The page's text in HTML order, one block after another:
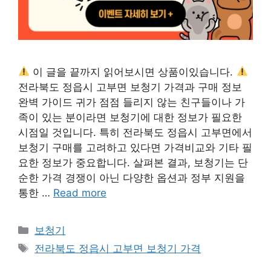
이 글을 끝까지 읽어보시면 상품이있습니다.
전라북도 정읍시 고부면 보청기 가격과 구매 정보
완벽 가이드 귀가 점점 들리지 않는 친구들이나 가
족이 있는 분이라면 보청기에 대한 정보가 필요한
시점일 것입니다. 특히 전라북도 정읍시 고부면에서
보청기 구매를 고려하고 있다면 가격비교와 기타 필
요한 정보가 중요합니다. 살펴본 결과, 보청기는 단
순한 가격 경쟁이 아닌 다양한 옵션과 정부 지원을
통한 … Read more
카
테
보청기
태
전라북도 정읍시 고부면 보청기 가격